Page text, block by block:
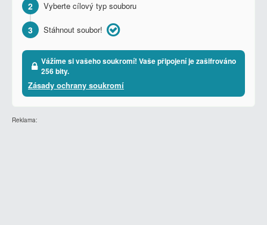
2 Vyberte cílový typ souboru
3 Stáhnout soubor!
Vážíme si vašeho soukromí! Vaše připojení je zašifrováno
256 bity.
Zásady ochrany soukromí
Reklama: